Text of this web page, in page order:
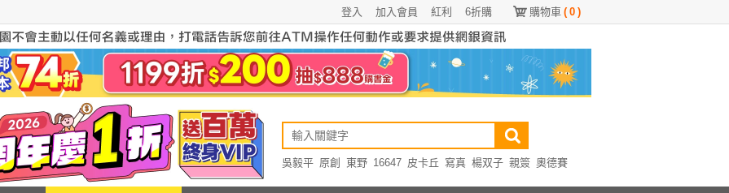
購物車 ( 0 )
6折購
紅利
加入會員
登入
吳毅平 原創 東野 16647 皮卡丘 寫真 楊双子 親簽 奧德賽